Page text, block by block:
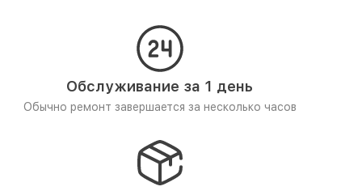
Обслуживание за 1 день
Обычно ремонт завершается за несколько часов